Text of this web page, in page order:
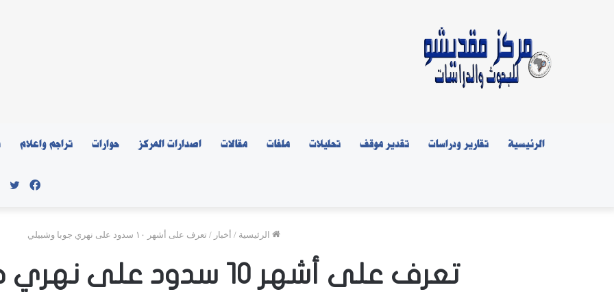
الرئيسية تقارير ودراسات تقدير موقف تحليلات ملفات مقالات اصدارات المركز حوارات تراجم واعلام
الرئيسية / أخبار / تعرف على أشهر ١٠ سدود على نهري جوبا وشبيلي
تعرف على أشهر ١٠ سدود على نهري جوبا وشبيلي